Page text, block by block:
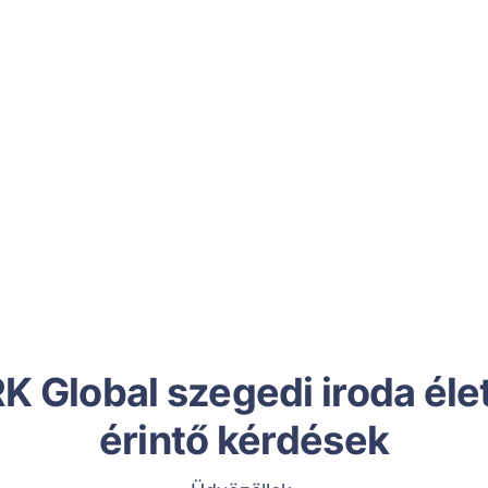
Global szegedi iroda
érintő kérdések